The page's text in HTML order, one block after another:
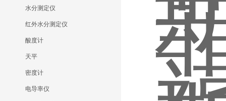
水分测定仪
红外水分测定仪
酸度计
天平
密度计
电导率仪